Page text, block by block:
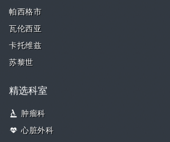
帕西格市
瓦伦西亚
卡托维兹
苏黎世
精选科室
肿瘤科
心脏外科